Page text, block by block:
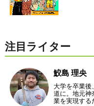
注目ライター
鮫島 理央
大学を卒業後
道に。地元神
業を実現す